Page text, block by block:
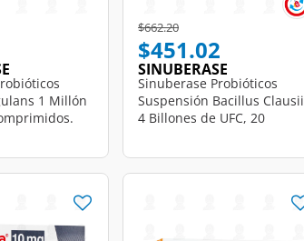
1 Millón
Price reduced from
$662.20to
$451.02
SINUBERASE
Sinuberase Probióticos
Suspensión Bacillus Clausii
4 Billones de UFC, 20